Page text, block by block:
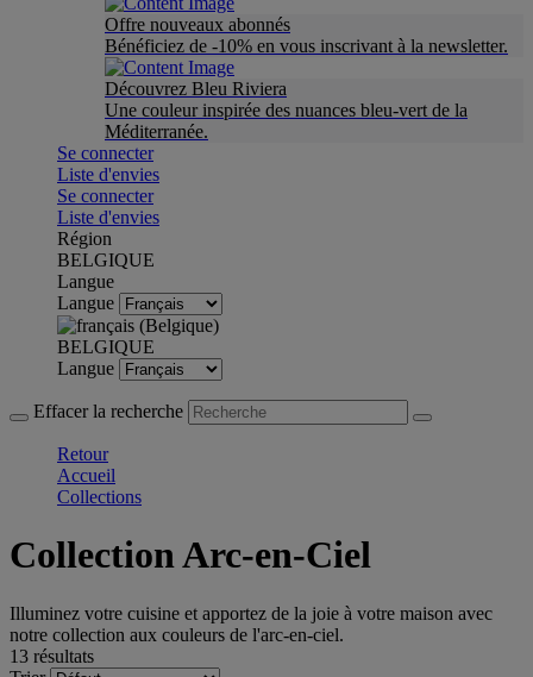
Offre nouveaux abonnés
Bénéficiez de -10% en vous inscrivant à la newsletter.
Découvrez Bleu Riviera
Une couleur inspirée des nuances bleu-vert de la
Méditerranée.
Se connecter
Liste d'envies
Se connecter
Liste d'envies
Région
BELGIQUE
Langue
Langue
BELGIQUE
Langue
Effacer la recherche
Retour
Accueil
Collections
Collection Arc-en-Ciel
Illuminez votre cuisine et apportez de la joie à votre maison avec
notre collection aux couleurs de l'arc-en-ciel.
13 résultats